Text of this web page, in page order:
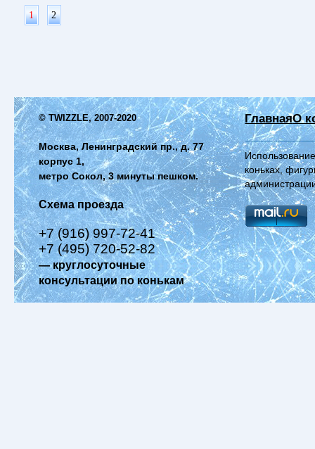
1 2
© TWIZZLE, 2007-2020
Москва, Ленинградский пр., д. 77
корпус 1,
метро Сокол, 3 минуты пешком.
Схема проезда
+7 (916) 997-72-41
+7 (495) 720-52-82
— круглосуточные
консультации по конькам
ГлавнаяО
коньках,